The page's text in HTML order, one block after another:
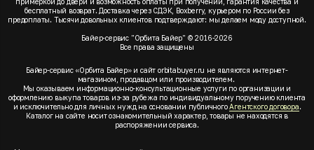
бесплатный возврат. Доставка через СДЭК, Boxberry, курьером по России без
предоплаты. Тысячи довольных клиентов подтверждают: мы делаем моду доступной.
Байер-сервис "Орбита Байер" © 2016-2026
Все права защищены
Байер-сервис «Орбита Байер» и сайт orbitabuyer.ru не являются интернет-
магазином, продавцом или производителем.
Мы оказываем информационно-консультационные услуги по организации и
оформлению выкупа товаров из-за рубежа по индивидуальному поручению клиента
и исключительно для личных нужд на основании публичногоАгентского договора.
Каталог на сайте носит ознакомительный характер, товары не находятся в
распоряжении сервиса.